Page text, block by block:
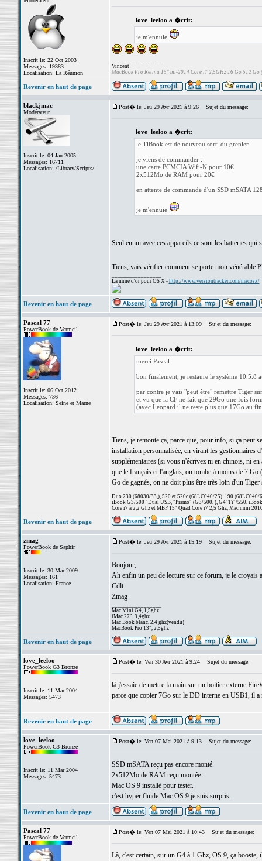
Inscrit le: 22 Oct 2003
Messages: 19383
Localisation: La Réunion
love_leeloo a �crit:
je m'ennuie
Vincent
MacBook Pro Retina 15" mi-2014 Core i7 2,5GHz 16 Go 512 Go
Revenir en haut de page
blackjmac
Modérateur
Inscrit le: 04 Jan 2005
Messages: 16711
Localisation: /Library/Scripts/
Post� le: Jeu 29 Avr 2021 à 9:26 Sujet du message:
love_leeloo a �crit:
le TiBook est de nouveau sorti du grenier
je viens de commander :
une carte PCMCIA Wifi-N pour 10€
2x512Mo de RAM pour 20€
en attente de commande d'un SSD mSATA
je m'ennuie
Seul ennui avec ces appareils ce sont les batteries
Tiens, vais vérifier comment se porte mon vénérable
La mine d'or pour OS X - http://www.versiontracker.com/macosx/
Revenir en haut de page
Pascal 77
PowerBook de Vermeil
Inscrit le: 06 Oct 2012
Messages: 736
Localisation: Seine et Marne
Post� le: Jeu 29 Avr 2021 à 13:09 Sujet du message:
love_leeloo a �crit:
merci Pascal
bon finalement, je restaure le système 10.5.8
par contre je vais "peut être" remettre Tiger
et vu que la CF ne fait que 29Go une fois
(avec Leopard il ne reste plus que 17Go au
Tiens, je remonte ça, parce que, pour info, si ça peut
installation personnalisée, en virant les gestionnaires
supplémentaires (si vous n'écrivez ni en chinois, ni
que le français et l'anglais, on tombe à moins de 7
Go de gagnés, on ne doit plus être très loin d'un Tiger
Duo 230 (68030/33,), 520 et 520c (68LC040/25), 190 (68LC040/
iBook G3/500 "Dual USB, "Pismo" (G3/500, ), G4"Ti"/550,
Core i7 à 2,2 Ghz et MBP 15" Quad Core i7 2,5 Ghz, Mac mini
Revenir en haut de page
zmag
PowerBook de Saphir
Inscrit le: 30 Mar 2009
Messages: 161
Localisation: France
Post� le: Jeu 29 Avr 2021 à 15:19 Sujet du message:
Bonjour,
Ah enfin un peu de lecture sur ce forum, je le croyais
Cdlt
Zmag
Mac Mini G4, 1,5ghz
iMac 27", 3,4ghz
Mac Book blanc, 2,4 ghz(vendu)
MacBook Pro 13", 2,5ghz
Revenir en haut de page
love_leeloo
PowerBook G3 Bronze
Inscrit le: 11 Mar 2004
Messages: 5473
Post� le: Ven 30 Avr 2021 à 9:24 Sujet du message:
là j'essaie de mettre la main sur un boitier externe
parce que copier 7Go sur le DD interne en USB1, il
Revenir en haut de page
love_leeloo
PowerBook G3 Bronze
Inscrit le: 11 Mar 2004
Messages: 5473
Post� le: Ven 07 Mai 2021 à 9:13 Sujet du message:
SSD mSATA reçu pas encore monté.
2x512Mo de RAM reçu montée.
Mac OS 9 installé pour tester.
c'est hyper fluide Mac OS 9 je suis surpris.
Revenir en haut de page
Pascal 77
PowerBook de Vermeil
Post� le: Ven 07 Mai 2021 à 10:43 Sujet du message:
Là, c'est certain, sur un G4 à 1 Ghz, OS 9, ça